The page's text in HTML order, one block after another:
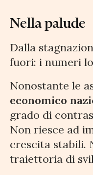
Nella palude
Dalla
fuori: i numeri
Nonostante le
economico
grado di
Non riesce ad
crescita stabili.
traiettoria di